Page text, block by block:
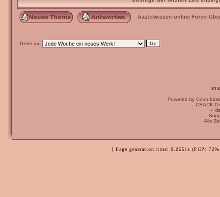
bastelwissen-online Foren-
Gehe zu:
Powered by Orion
CBACK
:-:
Alle
[ Page generation time: 0.0551s (PHP: